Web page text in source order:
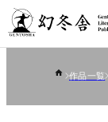
作品一覧